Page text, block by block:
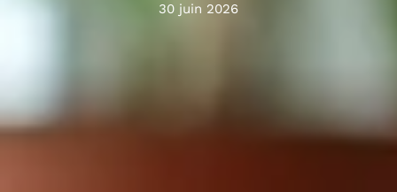
30 juin 2026